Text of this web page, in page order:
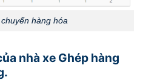
hàng hóa
nhà xe Ghép hàng